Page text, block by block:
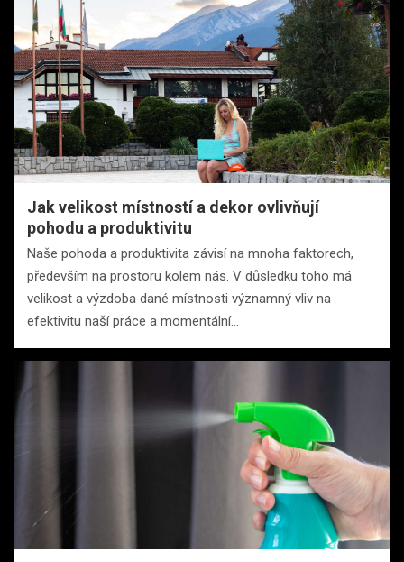
Jak velikost místností a dekor ovlivňují
pohodu a produktivitu
Naše pohoda a produktivita závisí na mnoha faktorech,
především na prostoru kolem nás. V důsledku toho má
velikost a výzdoba dané místnosti významný vliv na
efektivitu naší práce a momentální…